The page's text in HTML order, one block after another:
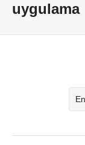
uygulama